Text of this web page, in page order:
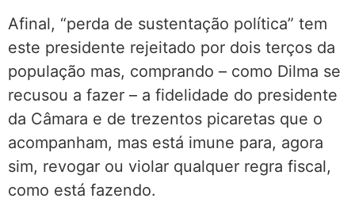
Afinal, “perda de sustentação política” tem
este presidente rejeitado por dois terços da
população mas, comprando – como Dilma se
recusou a fazer – a fidelidade do presidente
da Câmara e de trezentos picaretas que o
acompanham, mas está imune para, agora
sim, revogar ou violar qualquer regra fiscal,
como está fazendo.